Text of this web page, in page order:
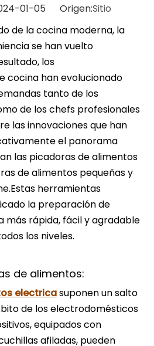
01-05 Origen:Sitio
de la cocina moderna, la
se han vuelto
los
cocina han evolucionado
tanto de los
de los chefs profesionales
las innovaciones que han
el panorama
las picadoras de alimentos
de alimentos pequeñas y
herramientas
la preparación de
más rápida, fácil y agradable
los niveles.
de alimentos:
electricasuponen un salto
de los electrodomésticos
equipados con
afiladas, pueden